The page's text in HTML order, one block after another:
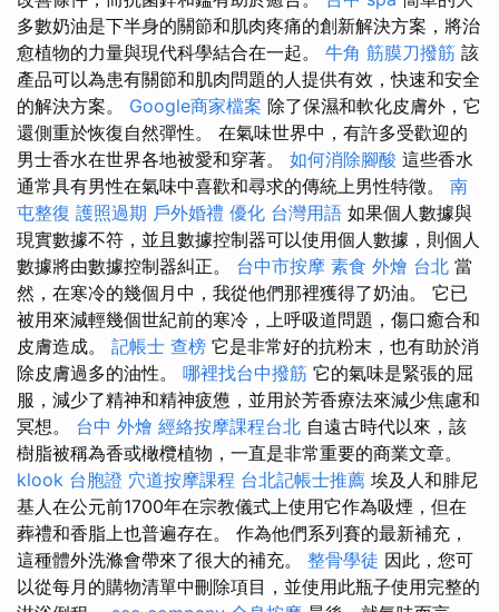
多數奶油是下半身的關節和肌肉疼痛的創新解決方案，將治
愈植物的力量與現代科學結合在一起。 牛角 筋膜刀撥筋 該
產品可以為患有關節和肌肉問題的人提供有效，快速和安全
的解決方案。 Google商家檔案 除了保濕和軟化皮膚外，它
還側重於恢復自然彈性。 在氣味世界中，有許多受歡迎的
男士香水在世界各地被愛和穿著。 如何消除腳酸 這些香水
通常具有男性在氣味中喜歡和尋求的傳統上男性特徵。 南
屯整復 護照過期 戶外婚禮 優化 台灣用語 如果個人數據與
現實數據不符，並且數據控制器可以使用個人數據，則個人
數據將由數據控制器糾正。 台中市按摩 素食 外燴 台北 當
然，在寒冷的幾個月中，我從他們那裡獲得了奶油。 它已
被用來減輕幾個世紀前的寒冷，上呼吸道問題，傷口癒合和
皮膚造成。 記帳士 查榜 它是非常好的抗粉末，也有助於消
除皮膚過多的油性。 哪裡找台中撥筋 它的氣味是緊張的屈
服，減少了精神和精神疲憊，並用於芳香療法來減少焦慮和
冥想。 台中 外燴 經絡按摩課程台北 自遠古時代以來，該
樹脂被稱為香或橄欖植物，一直是非常重要的商業文章。
klook 台胞證 穴道按摩課程 台北記帳士推薦 埃及人和腓尼
基人在公元前1700年在宗教儀式上使用它作為吸煙，但在
葬禮和香脂上也普遍存在。 作為他們系列賽的最新補充，
這種體外洗滌會帶來了很大的補充。 整骨學徒 因此，您可
以從每月的購物清單中刪除項目，並使用此瓶子使用完整的